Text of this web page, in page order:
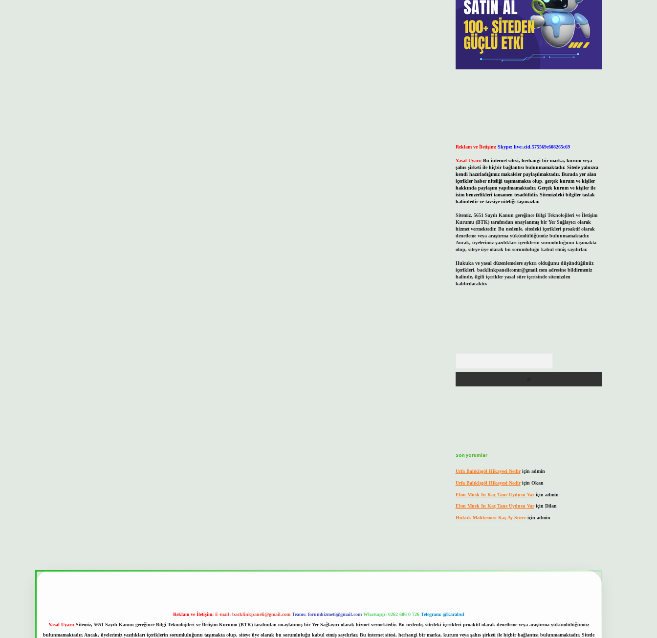
Reklam ve İletişim: Skype: live:.cid.575569c608265c69
Yasal Uyarı: Bu internet sitesi, herhangi bir marka, kurum veya
şahıs şirketi ile hiçbir bağlantısı bulunmamaktadır. Sitede yalnızca
kendi hazırladığımız makaleler paylaşılmaktadır. Burada yer alan
içerikler haber niteliği taşımamakta olup, gerçek kurum ve kişiler
hakkında paylaşım yapılmamaktadır. Gerçek kurum ve kişiler ile
isim benzerlikleri tamamen tesadüfidir. Sitemizdeki bilgiler taslak
halindedir ve tavsiye niteliği taşımazlar.
Sitemiz, 5651 Sayılı Kanun gereğince Bilgi Teknolojileri ve İletişim
Kurumu (BTK) tarafından onaylanmış bir Yer Sağlayıcı olarak
hizmet vermektedir. Bu nedenle, sitedeki içerikleri proaktif olarak
denetleme veya araştırma yükümlülüğümüz bulunmamaktadır.
Ancak, üyelerimiz yazdıkları içeriklerin sorumluluğunu taşımakta
olup, siteye üye olarak bu sorumluluğu kabul etmiş sayılırlar.
Hukuka ve yasal düzenlemelere aykırı olduğunu düşündüğünüz
içerikleri, backlinkpanelicomtr@gmail.comadresine bildirmeniz
halinde, ilgili içerikler yasal süre içerisinde sitemizden
kaldırılacaktır.
Son yorumlar
Urfa Balıklıgöl Hikayesi Nediriçin admin
Urfa Balıklıgöl Hikayesi Nediriçin Okan
Elon Musk In Kaç Tane Uydusu Variçin admin
Elon Musk In Kaç Tane Uydusu Variçin Dilan
Hukuk Mahkemesi Kaç Ay Süreriçin admin
Reklam ve İletişim: E-mail: backlinkpaneli@gmail.com Teams: forumhizmeti@gmail.com Whatsapp: 0262 606 0 726 Telegram: @karabul
Yasal Uyarı: Sitemiz, 5651 Sayılı Kanun gereğince Bilgi Teknolojileri ve İletişim Kurumu (BTK) tarafından onaylanmış bir Yer Sağlayıcı olarak hizmet vermektedir. Bu nedenle, sitedeki içerikleri proaktif olarak denetleme veya araştırma yükümlülüğümüz
bulunmamaktadır. Ancak, üyelerimiz yazdıkları içeriklerin sorumluluğunu taşımakta olup, siteye üye olarak bu sorumluluğu kabul etmiş sayılırlar. Bu internet sitesi, herhangi bir marka, kurum veya şahıs şirketi ile hiçbir bağlantısı bulunmamaktadır. Sitede